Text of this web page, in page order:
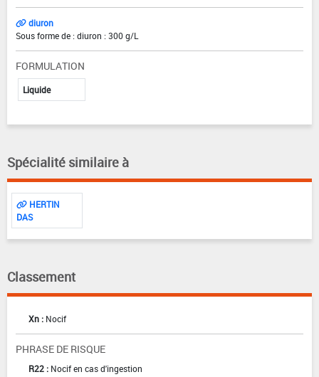
diuron
Sous forme de : diuron : 300 g/L
FORMULATION
Liquide
Spécialité similaire à
HERTIN
DAS
Classement
Xn : Nocif
PHRASE DE RISQUE
R22 : Nocif en cas d'ingestion